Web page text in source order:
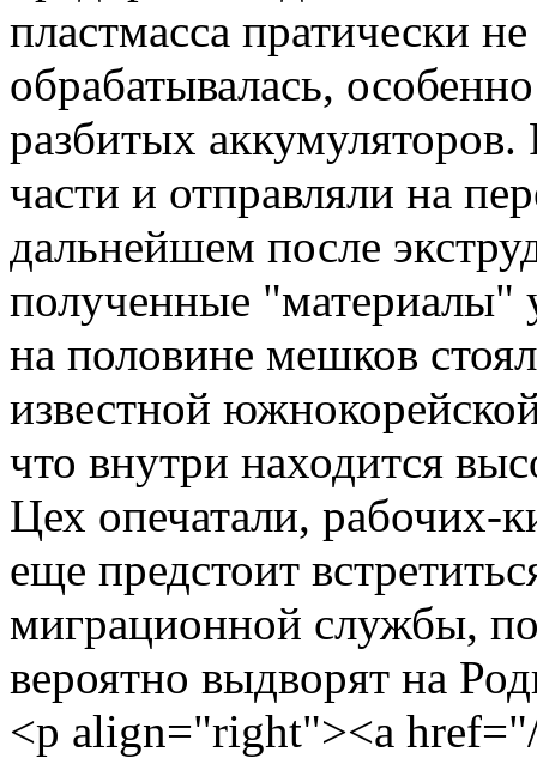
пластмасса пратически
обрабатывалась,
разбитых
части и отправляли на
дальнейшем после
полученные
на половине мешков
известной
что внутри находится
Цех опечатали,
еще предстоит
миграционной службы,
вероятно выдворят на
<p align="right"><a